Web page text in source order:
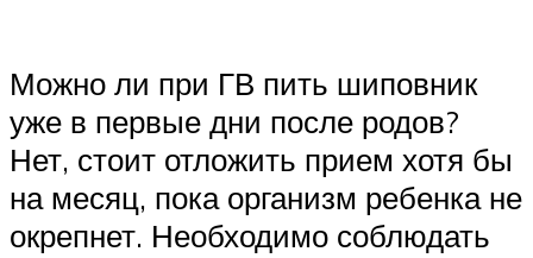
Можно ли при ГВ пить шиповник
уже в первые дни после родов?
Нет, стоит отложить прием хотя бы
на месяц, пока организм ребенка не
окрепнет. Необходимо соблюдать